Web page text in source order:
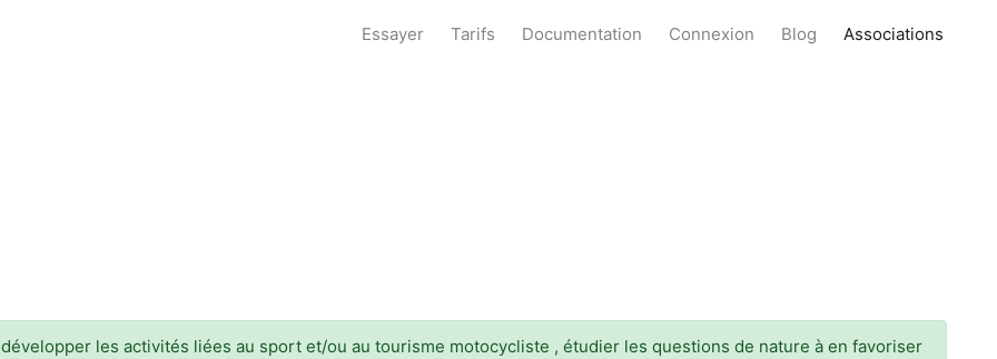
Essayer Tarifs Documentation Connexion Blog Associations
les activités liées au sport et/ou au tourisme motocycliste , étudier les questions de nature à en favoriser